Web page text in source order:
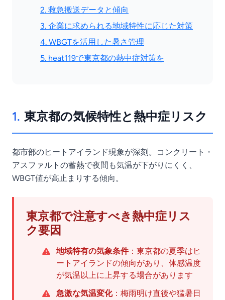
2. 救急搬送データと傾向
3. 企業に求められる地域特性に応じた対策
4. WBGTを活用した暑さ管理
5. heat119で東京都の熱中症対策を
1. 東京都の気候特性と熱中症リスク
都市部のヒートアイランド現象が深刻。コンクリート・
アスファルトの蓄熱で夜間も気温が下がりにくく、
WBGT値が高止まりする傾向。
東京都で注意すべき熱中症リス
ク要因
地域特有の気象条件：東京都の夏季はヒ
ートアイランドの傾向があり、体感温度
が気温以上に上昇する場合があります
急激な気温変化：梅雨明け直後や猛暑日